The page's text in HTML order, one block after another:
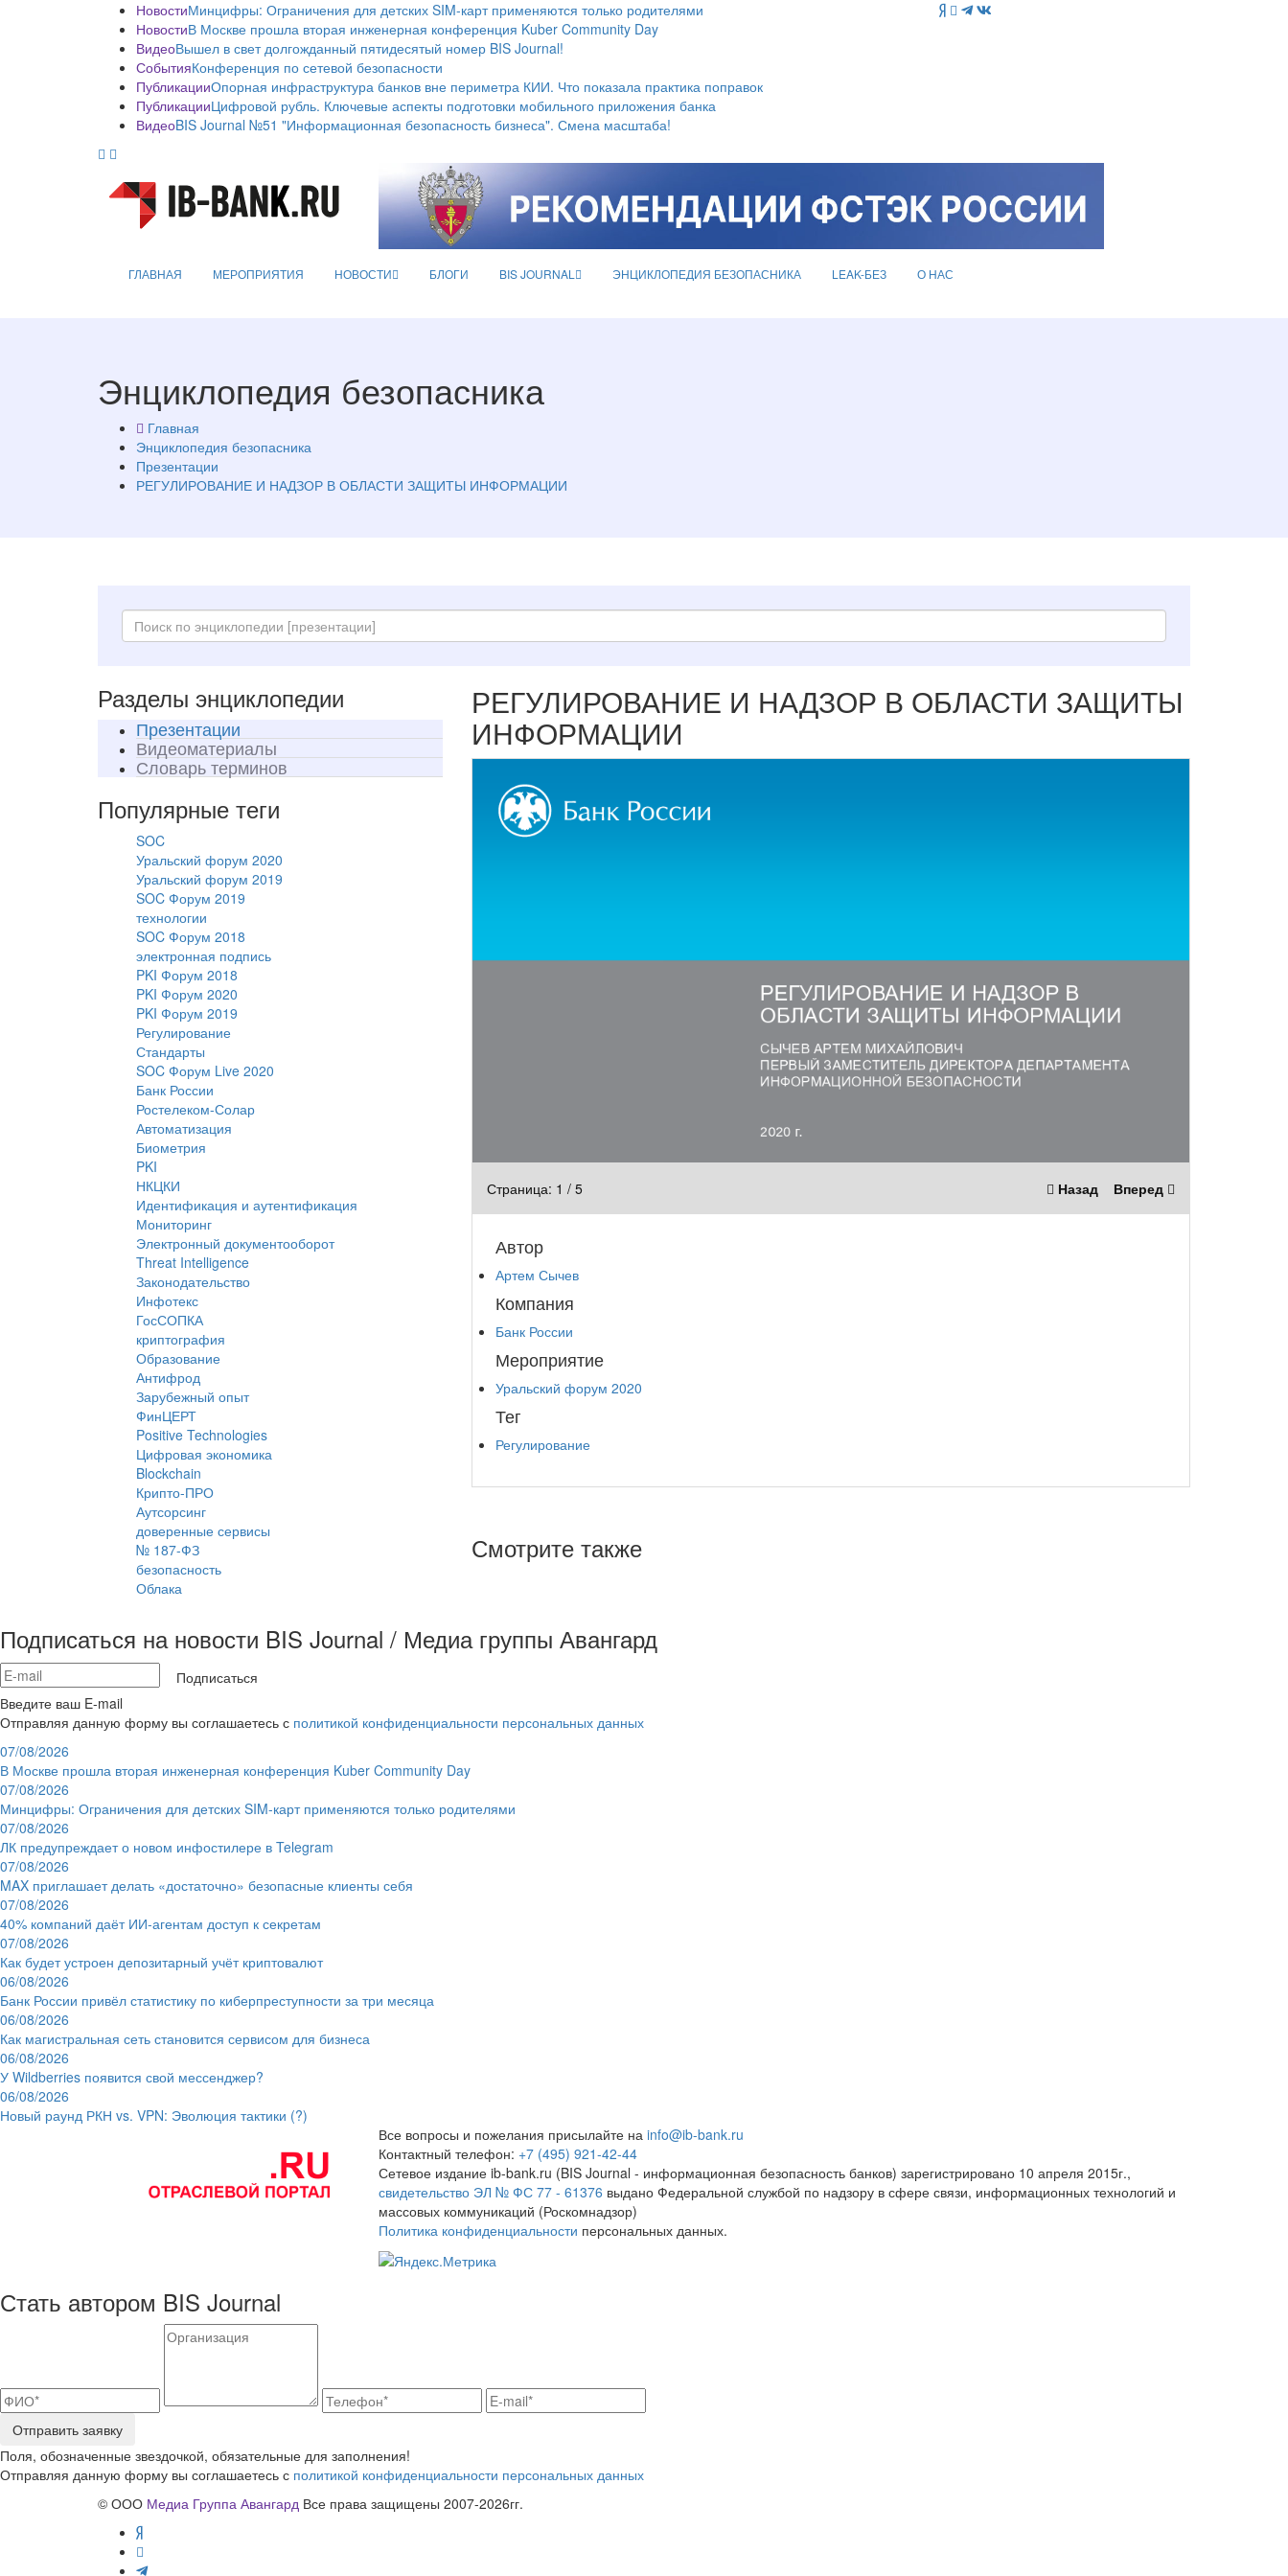
НовостиМинцифры: Ограничения для детских SIM-карт применяются только родителями
НовостиВ Москве прошла вторая инженерная конференция Kuber Community Day
ВидеоВышел в свет долгожданный пятидесятый номер BIS Journal!
СобытияКонференция по сетевой безопасности
ПубликацииОпорная инфраструктура банков вне периметра КИИ. Что показала практика поправок
ПубликацииЦифровой рубль. Ключевые аспекты подготовки мобильного приложения банка
ВидеоBIS Journal №51 "Информационная безопасность бизнеса". Смена масштаба!
ГЛАВНАЯ МЕРОПРИЯТИЯ НОВОСТИ БЛОГИ BIS JOURNAL ЭНЦИКЛОПЕДИЯ БЕЗОПАСНИКА LEAK-БЕЗ О НАС
Энциклопедия безопасника
Главная
Энциклопедия безопасника
Презентации
РЕГУЛИРОВАНИЕ И НАДЗОР В ОБЛАСТИ ЗАЩИТЫ ИНФОРМАЦИИ
Разделы энциклопедии
Презентации
Видеоматериалы
Словарь терминов
Популярные теги
SOC
Уральский форум 2020
Уральский форум 2019
SOC Форум 2019
технологии
SOC Форум 2018
электронная подпись
PKI Форум 2018
PKI Форум 2020
PKI Форум 2019
Регулирование
Стандарты
SOC Форум Live 2020
Банк России
Ростелеком-Солар
Автоматизация
Биометрия
PKI
НКЦКИ
Идентификация и аутентификация
Мониторинг
Электронный документооборот
Threat Intelligence
Законодательство
Инфотекс
ГосСОПКА
криптография
Образование
Антифрод
Зарубежный опыт
ФинЦЕРТ
Positive Technologies
Цифровая экономика
Blockchain
Крипто-ПРО
Аутсорсинг
доверенные сервисы
№ 187-ФЗ
безопасность
Облака
РЕГУЛИРОВАНИЕ И НАДЗОР В ОБЛАСТИ ЗАЩИТЫ
ИНФОРМАЦИИ
Страница: 1 / 5 Вперед
Назад
Автор
Артем Сычев
Компания
Банк России
Мероприятие
Уральский форум 2020
Тег
Регулирование
Смотрите также
Подписаться на новости BIS Journal / Медиа группы Авангард
Подписаться
Введите ваш E-mail
Отправляя данную форму вы соглашаетесь с политикой конфиденциальности персональных данных
07/08/2026
В Москве прошла вторая инженерная конференция Kuber Community Day
07/08/2026
Минцифры: Ограничения для детских SIM-карт применяются только родителями
07/08/2026
ЛК предупреждает о новом инфостилере в Telegram
07/08/2026
MAX приглашает делать «достаточно» безопасные клиенты себя
07/08/2026
40% компаний даёт ИИ‑агентам доступ к секретам
07/08/2026
Как будет устроен депозитарный учёт криптовалют
06/08/2026
Банк России привёл статистику по киберпреступности за три месяца
06/08/2026
Как магистральная сеть становится сервисом для бизнеса
06/08/2026
У Wildberries появится свой мессенджер?
06/08/2026
Новый раунд РКН vs. VPN: Эволюция тактики (?)
Все вопросы и пожелания присылайте на info@ib-bank.ru
Контактный телефон: +7 (495) 921-42-44
Сетевое издание ib-bank.ru (BIS Journal - информационная безопасность банков) зарегистрировано 10 апреля 2015г.,
свидетельство ЭЛ № ФС 77 - 61376 выдано Федеральной службой по надзору в сфере связи, информационных технологий и
массовых коммуникаций (Роскомнадзор)
Политика конфиденциальности персональных данных.
Стать автором BIS Journal
Отправить заявку
Поля, обозначенные звездочкой, обязательные для заполнения!
Отправляя данную форму вы соглашаетесь с политикой конфиденциальности персональных данных
© ООО Медиа Группа Авангард Все права защищены 2007-2026гг.